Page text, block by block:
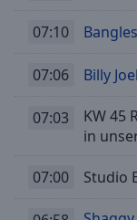
07:10
07:06 Billy
07:03
KW 45
in
07:00 Studio